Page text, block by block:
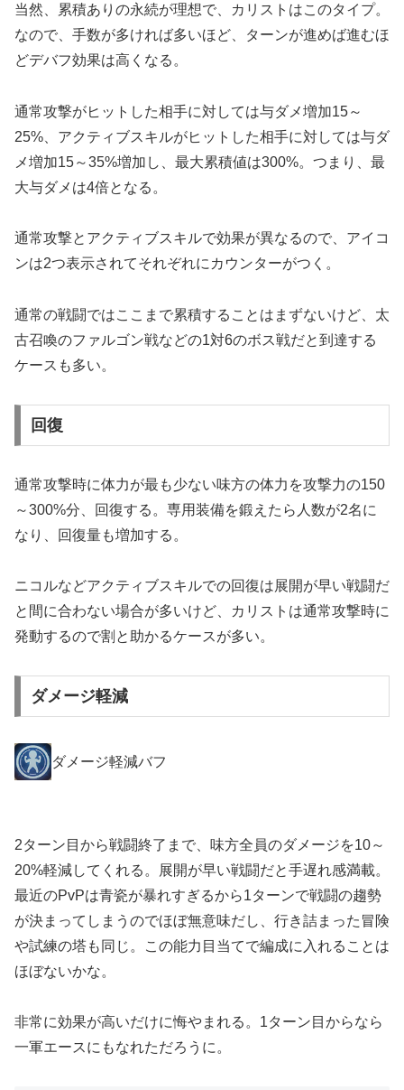
当然、累積ありの永続が理想で、カリストはこのタイプ。
なので、手数が多ければ多いほど、ターンが進めば進むほ
どデバフ効果は高くなる。
通常攻撃がヒットした相手に対しては与ダメ増加15～
25%、アクティブスキルがヒットした相手に対しては与ダ
メ増加15～35%増加し、最大累積値は300%。つまり、最
大与ダメは4倍となる。
通常攻撃とアクティブスキルで効果が異なるので、アイコ
ンは2つ表示されてそれぞれにカウンターがつく。
通常の戦闘ではここまで累積することはまずないけど、太
古召喚のファルゴン戦などの1対6のボス戦だと到達する
ケースも多い。
回復
通常攻撃時に体力が最も少ない味方の体力を攻撃力の150
～300%分、回復する。専用装備を鍛えたら人数が2名に
なり、回復量も増加する。
ニコルなどアクティブスキルでの回復は展開が早い戦闘だ
と間に合わない場合が多いけど、カリストは通常攻撃時に
発動するので割と助かるケースが多い。
ダメージ軽減
ダメージ軽減バフ
2ターン目から戦闘終了まで、味方全員のダメージを10～
20%軽減してくれる。展開が早い戦闘だと手遅れ感満載。
最近のPvPは青瓷が暴れすぎるから1ターンで戦闘の趨勢
が決まってしまうのでほぼ無意味だし、行き詰まった冒険
や試練の塔も同じ。この能力目当てで編成に入れることは
ほぼないかな。
非常に効果が高いだけに悔やまれる。1ターン目からなら
一軍エースにもなれただろうに。